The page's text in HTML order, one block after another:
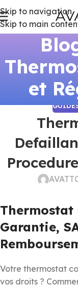
Skip to navigation
Skip to main
et
Thermostat
Garantie,
Votre thermostat
vos droits ?